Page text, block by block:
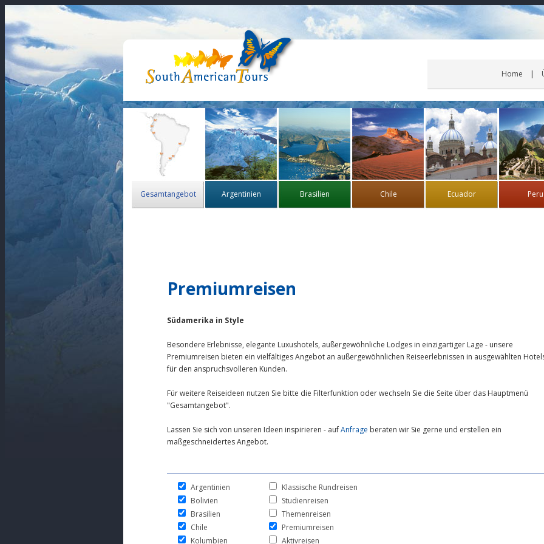
Home
Gesamtangebot Argentinien Brasilien Chile Ecuador Peru
Premiumreisen
Südamerika in Style
Besondere Erlebnisse, elegante Luxushotels, außergewöhnliche Lodges in einzigartiger Lage - unsere
Premiumreisen bieten ein vielfältiges Angebot an außergewöhnlichen Reiseerlebnissen in ausgewählten
für den anspruchsvolleren Kunden.
Für weitere Reiseideen nutzen Sie bitte die Filterfunktion oder wechseln Sie die Seite über das Hauptmenü
"Gesamtangebot".
Lassen Sie sich von unseren Ideen inspirieren - aufAnfrage beraten wir Sie gerne und erstellen ein
maßgeschneidertes Angebot.
Argentinien
Bolivien
Brasilien
Chile
Kolumbien
Klassische Rundreisen
Studienreisen
Themenreisen
Premiumreisen
Aktivreisen